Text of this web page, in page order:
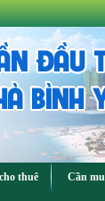
ĐẦU
BÌNH
thuê Cần